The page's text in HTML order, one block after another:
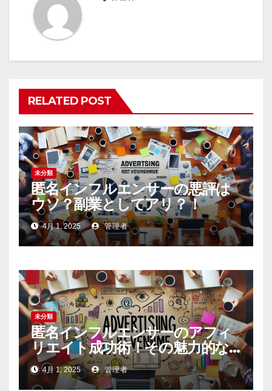
ー
シ
ョ
ン
RELATED POST
未分類
匿名インフルエンサーの悪評は
ウソ？副業としてアリ？！
4月 1, 2025 管理者
未分類
匿名インフルエンサーのアフィ
リエイト成功術！その魅力的な
内容の作り方とは
4月 1, 2025 管理者